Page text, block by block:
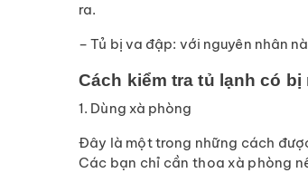
ra.
– Tủ bị va đập: với nguyên nhân
Cách kiểm tra tủ lạnh có
1. Dùng xà phòng
Đây là một trong những cách
Các bạn chỉ cần thoa xà phòng